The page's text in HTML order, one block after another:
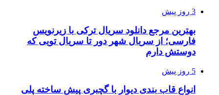
3 روز پیش
بهترین مرجع دانلود سریال ترکی با زیرنویس
فارسی؛ از سریال شهر دور تا سریال تویی که
دوستش دارم
5 روز پیش
انواع قاب بندی دیوار با گچبری پیش ساخته پلی